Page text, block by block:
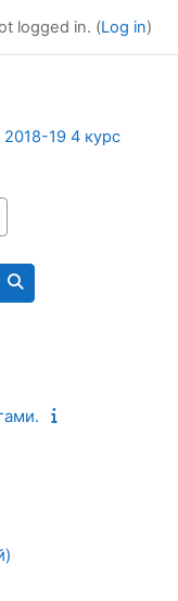
logged in. (Log in)
2018-19 4 курс
Search courses